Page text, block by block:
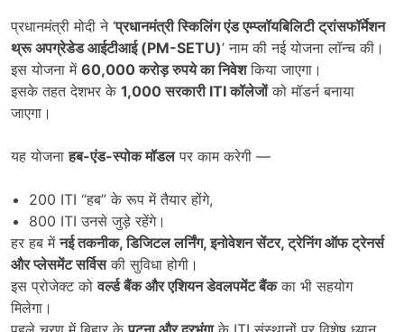
प्रधानमंत्री मोदी ने ‘प्रधानमंत्री स्किलिंग एंड एम्प्लॉयबिलिटी ट्रांसफॉर्मेशन
थ्रू अपग्रेडेड आईटीआई (PM-SETU)’ नाम की नई योजना लॉन्च की।
इस योजना में 60,000करोड़ रुपये का निवेशकिया जाएगा।
इसके तहत देशभर के 1,000सरकारी ITIकॉलेजोंको मॉडर्न बनाया
जाएगा।
यह योजनाहब-एंड-स्पोक मॉडलपर काम करेगी —
200 ITI “हब” के रूप में तैयार होंगे,
800 ITI उनसे जुड़े रहेंगे।
हर हब मेंनई तकनीक,डिजिटल लर्निंग,इनोवेशन सेंटर,ट्रेनिंग ऑफ ट्रेनर्स
और प्लेसमेंट सर्विसकी सुविधा होगी।
इस प्रोजेक्ट कोवर्ल्ड बैंक और एशियन डेवलपमेंट बैंकका भी सहयोग
मिलेगा।